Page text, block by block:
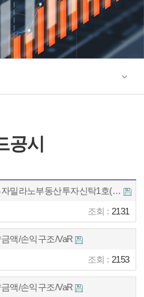
공시
자산운용보고서(한국투자밀라노부동산투자신탁1호(파생형)23.08.22 ~ 23.11.21
2131
액/손익구조/VaR
2153
액/손익구조/VaR